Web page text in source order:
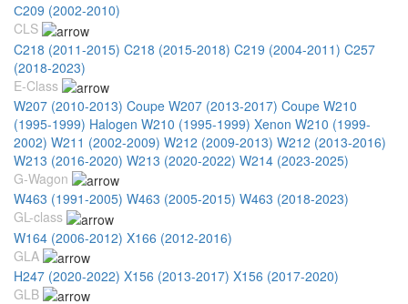
С209 (2002-2010)
CLS
C218 (2011-2015) C218 (2015-2018) C219 (2004-2011) C257
(2018-2023)
E-Class
W207 (2010-2013) Coupe W207 (2013-2017) Coupe W210
(1995-1999) Halogen W210 (1995-1999) Xenon W210 (1999-
2002) W211 (2002-2009) W212 (2009-2013) W212 (2013-2016)
W213 (2016-2020) W213 (2020-2022) W214 (2023-2025)
G-Wagon
W463 (1991-2005) W463 (2005-2015) W463 (2018-2023)
GL-class
W164 (2006-2012) X166 (2012-2016)
GLA
H247 (2020-2022) X156 (2013-2017) X156 (2017-2020)
GLB